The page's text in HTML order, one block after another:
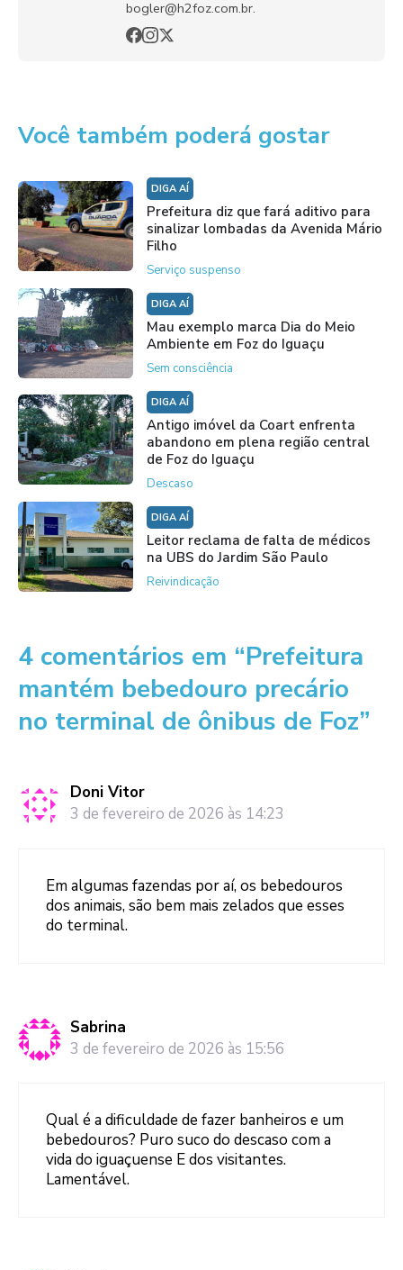
bogler@h2foz.com.br.
Você também poderá gostar
DIGA AÍ
Prefeitura diz que fará aditivo para
sinalizar lombadas da Avenida Mário
Filho
Serviço suspenso
DIGA AÍ
Mau exemplo marca Dia do Meio
Ambiente em Foz do Iguaçu
Sem consciência
DIGA AÍ
Antigo imóvel da Coart enfrenta
abandono em plena região central
de Foz do Iguaçu
Descaso
DIGA AÍ
Leitor reclama de falta de médicos
na UBS do Jardim São Paulo
Reivindicação
4 comentários em “Prefeitura
mantém bebedouro precário
no terminal de ônibus de Foz”
Doni Vitor
3 de fevereiro de 2026 às 14:23
Em algumas fazendas por aí, os bebedouros
dos animais, são bem mais zelados que esses
do terminal.
Sabrina
3 de fevereiro de 2026 às 15:56
Qual é a dificuldade de fazer banheiros e um
bebedouros? Puro suco do descaso com a
vida do iguaçuense E dos visitantes.
Lamentável.